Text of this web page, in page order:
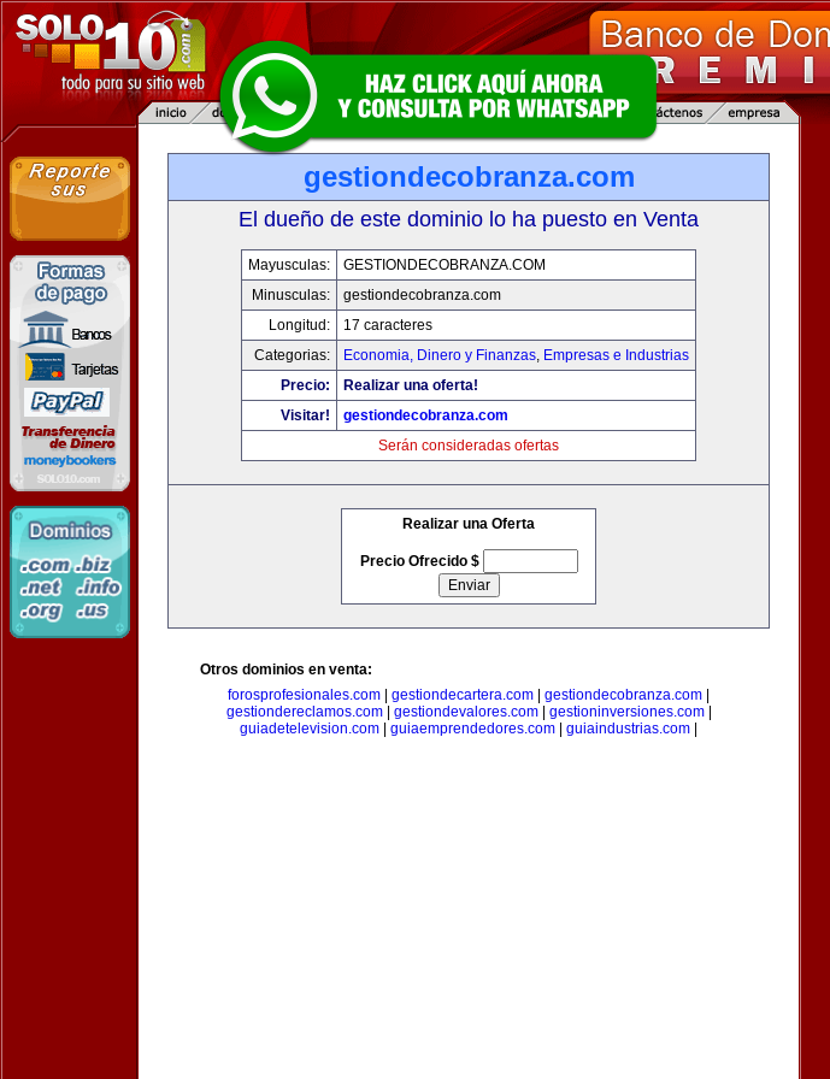
gestiondecobranza.com
El dueño de este dominio lo ha puesto en Venta
Mayusculas:
GESTIONDECOBRANZA.COM
Minusculas:
gestiondecobranza.com
Longitud:
17 caracteres
Categorias:
Economia, Dinero y Finanzas, Empresas e Industrias
Precio:
Realizar una oferta!
Visitar!
gestiondecobranza.com
Serán consideradas ofertas
Realizar una Oferta
Precio Ofrecido $
Otros dominios en venta:
forosprofesionales.com
gestiondecartera.com gestiondecobranza.com
gestiondereclamos.com| gestiondevalores.com| gestioninversiones.com|
guiadetelevision.com
guiaemprendedores.com guiaindustrias.com